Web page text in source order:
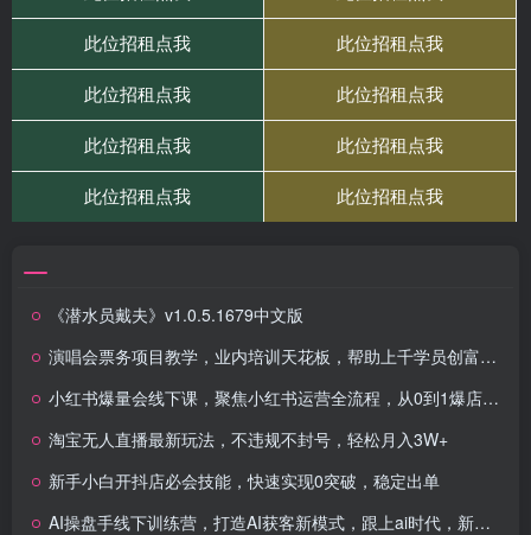
《潜水员戴夫》v1.0.5.1679中文版
演唱会票务项目教学，业内培训天花板，帮助上千学员创富变现（更新）
小红书爆量会线下课，聚焦小红书运营全流程，从0到1爆店实操方案
淘宝无人直播最新玩法，不违规不封号，轻松月入3W+
新手小白开抖店必会技能，快速实现0突破，稳定出单
AI操盘手线下训练营，打造AI获客新模式，跟上ai时代，新商业